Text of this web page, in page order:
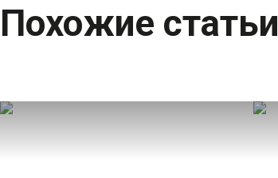
Похожие статьи